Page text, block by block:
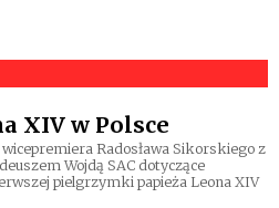
XIV w Polsce
Radosława Sikorskiego z
Wojdą SAC dotyczące
pielgrzymki papieża Leona XIV